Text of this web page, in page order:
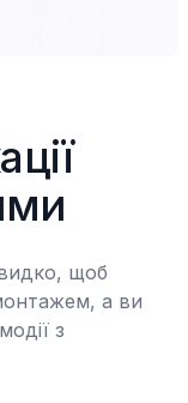
щоб
а ви
з